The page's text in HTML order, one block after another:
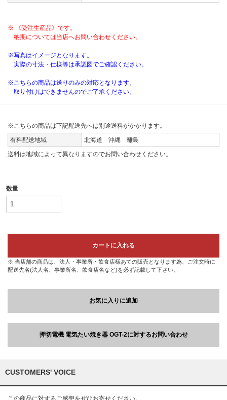
※ 《受注生産品》です。
納期については当店へお問い合わせください。
※写真はイメージとなります。
実際の寸法・仕様等は承認図でご確認ください。
※こちらの商品は送りのみの対応となります。
取り付けはできませんのでご了承ください。
※こちらの商品は下記配送先へは別途送料がかかります。
有料配送地域
北海道 沖縄 離島
送料は地域によって異なりますのでお問い合わせください。
数量
カートに入れる
※ 当店舗の商品は、法人・事業所・飲食店様あての販売となります為、ご注文時に
配送先名(法人名、事業所名、飲食店名など)を必ず記載して下さい。
お気に入りに追加
押切電機 電気たい焼き器 OGT-2に対するお問い合わせ
CUSTOMERS' VOICE
この商品に対するご感想をぜひお寄せください。